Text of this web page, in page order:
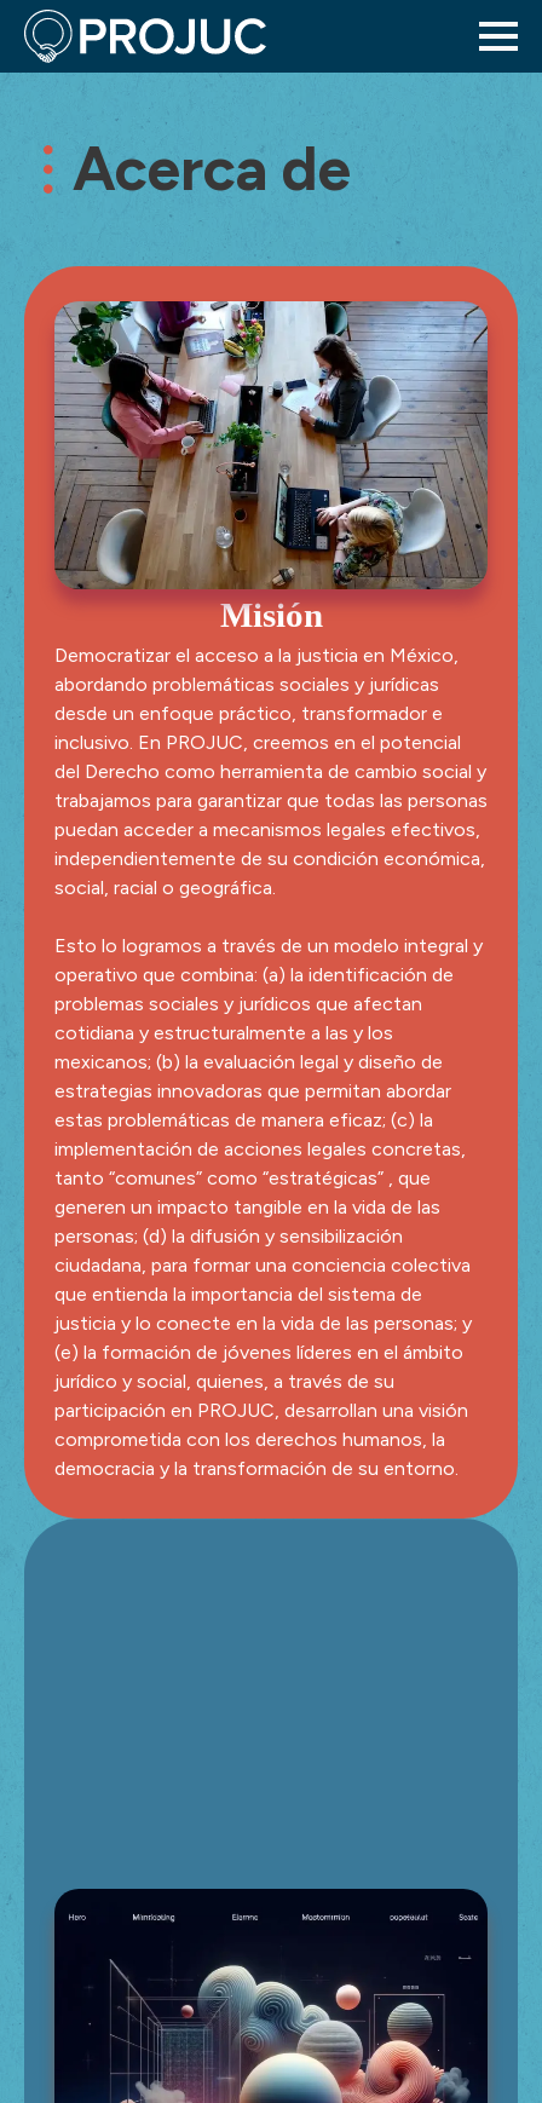
Acerca de
Misión
Democratizar el acceso a la justicia en México,
abordando problemáticas sociales y jurídicas
desde un enfoque práctico, transformador e
inclusivo. En PROJUC, creemos en el potencial
del Derecho como herramienta de cambio social y
trabajamos para garantizar que todas las personas
puedan acceder a mecanismos legales efectivos,
independientemente de su condición económica,
social, racial o geográfica.
Esto lo logramos a través de un modelo integral y
operativo que combina: (a) la identificación de
problemas sociales y jurídicos que afectan
cotidiana y estructuralmente a las y los
mexicanos; (b) la evaluación legal y diseño de
estrategias innovadoras que permitan abordar
estas problemáticas de manera eficaz; (c) la
implementación de acciones legales concretas,
tanto “comunes” como “estratégicas” , que
generen un impacto tangible en la vida de las
personas; (d) la difusión y sensibilización
ciudadana, para formar una conciencia colectiva
que entienda la importancia del sistema de
justicia y lo conecte en la vida de las personas; y
(e) la formación de jóvenes líderes en el ámbito
jurídico y social, quienes, a través de su
participación en PROJUC, desarrollan una visión
comprometida con los derechos humanos, la
democracia y la transformación de su entorno.